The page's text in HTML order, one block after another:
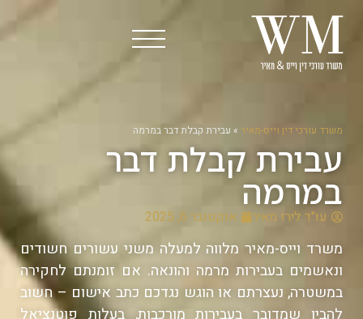
משרד עורכי דין וייס-מאיר » עבירת קבלת דבר במרמה
עבירת קבלת דבר
במרמה
עו"ד לירז מאיר אוקטובר 6, 2025
משרד וייס-מאיר מלווה למעלה משני עשורים חשודים
ונאשמים בעבירות מרמה והונאה. אם זומנתם לחקירה
במשטרה, נעצרתם או הוגש נגדכם כתב אישום – חשוב
להבין שמדובר בעבירות מורכבות, בעלות פוטנציאל